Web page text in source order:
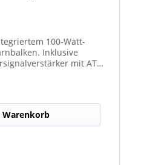
100-Watt-
Inklusive
mit AT-
und
Warenkorb